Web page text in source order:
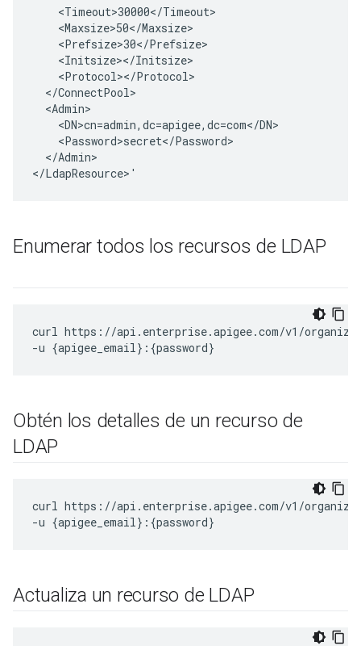
<Timeout>30000</Timeout>
<Maxsize>50</Maxsize>
<Prefsize>30</Prefsize>
<Initsize></Initsize>
<Protocol></Protocol>
</ConnectPool
<Admin
<DN>cn=admin, dc=apigee, dc=com</DN
<Password>secret</Password
</Admin>
</LdapResource> '
Enumerar todos los recursos de LDAP
curl https://api.enterprise.apigee.com/v1/
-u {apigee_email}:{password}
Obtén los detalles de un recurso de
LDAP
curl https://api.enterprise.apigee.com/v1/
-u {apigee_email}:{password}
Actualiza un recurso de LDAP